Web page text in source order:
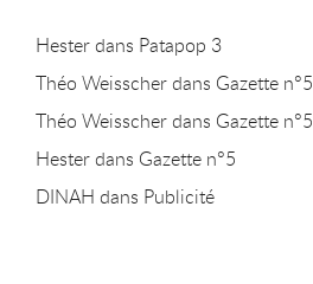
Hester dans Patapop 3
Théo Weisscher dans Gazette n°5
Théo Weisscher dans Gazette n°5
Hester dans Gazette n°5
DINAH dans Publicité